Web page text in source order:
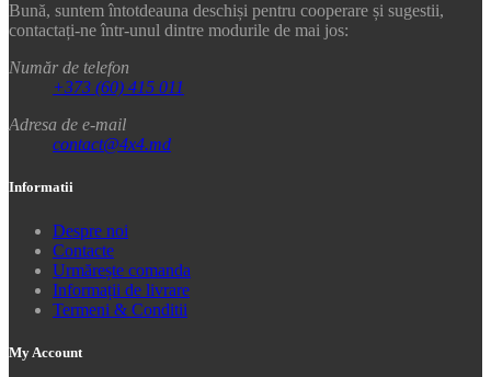
Bună, suntem întotdeauna deschiși pentru cooperare și sugestii,
contactați-ne într-unul dintre modurile de mai jos:
Număr de telefon
+373 (60) 415 011
Adresa de e-mail
contact@4x4.md
Informatii
Despre noi
Contacte
Urmărește comanda
Informații de livrare
Termeni & Conditii
My Account